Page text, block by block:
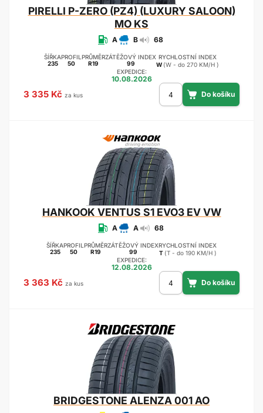
PIRELLI P-ZERO (PZ4) (LUXURY SALOON)
MO KS
A B 68
ŠÍŘKA
235
PROFIL
50
PRŮMĚR
R19
ZÁTĚŽOVÝ INDEX
99
RYCHLOSTNÍ INDEX
W (W - do 270 KM/H )
EXPEDICE:
10.08.2026
3 335 Kč za kus
HANKOOK VENTUS S1 EVO3 EV VW
A A 68
ŠÍŘKA
235
PROFIL
50
PRŮMĚR
R19
ZÁTĚŽOVÝ INDEX
99
RYCHLOSTNÍ INDEX
T (T - do 190 KM/H )
EXPEDICE:
12.08.2026
3 363 Kč za kus
BRIDGESTONE ALENZA 001 AO